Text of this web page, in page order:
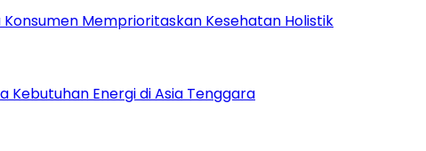
Konsumen Memprioritaskan Kesehatan Holistik
Kebutuhan Energi di Asia Tenggara